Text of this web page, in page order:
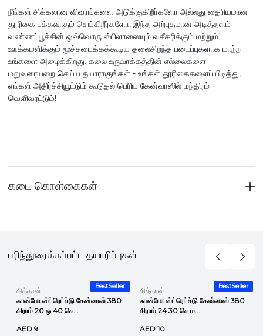
நீங்கள் சிக்கலான விவரங்களை அடுக்குகிறீர்களோ அல்லது தைரியமான
தூரிகை பக்கவாதம் செய்கிறீர்களோ, இந்த அற்புதமான அடித்தளம்
வண்ணப்பூச்சின் ஒவ்வொரு ஸ்பிளாஸையும் வசீகரிக்கும் மற்றும்
ஊக்கமளிக்கும் மூச்சடைக்கக்கூடிய தலைசிறந்த படைப்புகளாக மாற்ற
உங்களை அழைக்கிறது. கலை உருவாக்கத்தின் எல்லைகளை
மறுவரையறை செய்ய தயாராகுங்கள் - உங்கள் தூரிகைகளைப் பிடித்து,
எங்கள் அதிர்ச்சியூட்டும் கூடுதல் பெரிய கேன்வாஸில் மந்திரம்
வெளிவரட்டும்!
கடை கொள்கைகள்
பரிந்துரைக்கப்பட்ட தயாரிப்புகள்
BestSeller
கித்தான்
ஃபன்போ ஸ்ட்ரெட்ச்டு கேன்வாஸ் 380
கிராம் 20 ஒ 40 செ...
AED 9
BestSeller
கித்தான்
ஃபன்போ ஸ்ட்ரெட்ச்டு கேன்வாஸ் 380
கிராம் 24 30 செ.ம...
AED 10